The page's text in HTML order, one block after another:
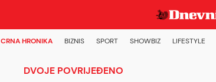
CRNA HRONIKA BIZNIS SPORT SHOWBIZ LIFESTYLE
DVOJE POVRIJEĐENO